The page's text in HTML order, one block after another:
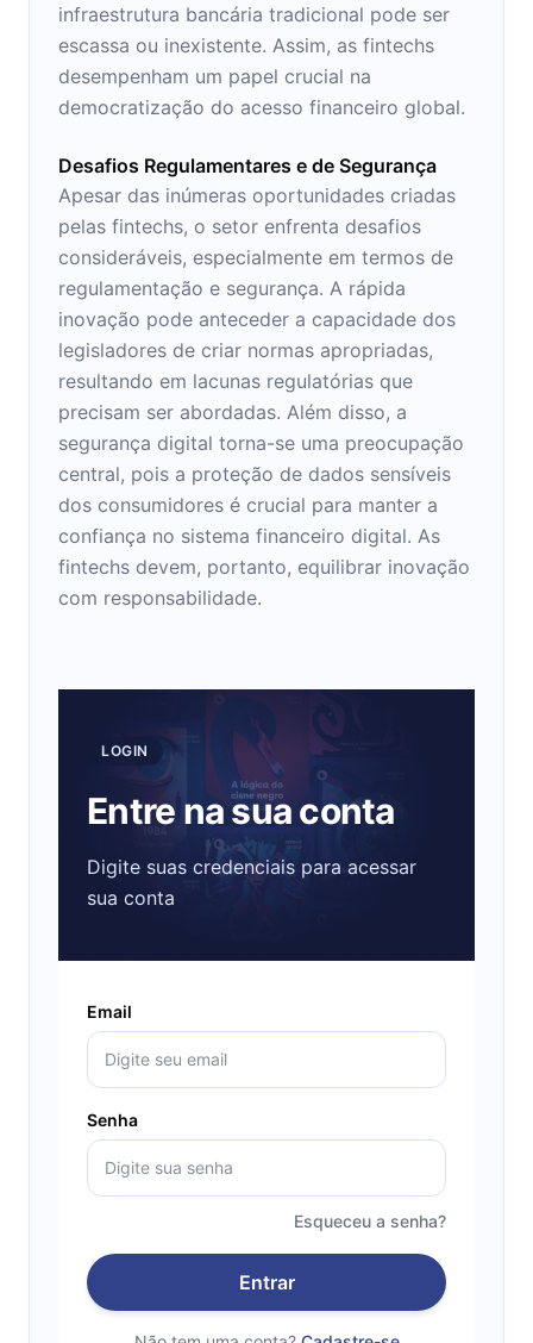
infraestrutura bancária tradicional pode ser
escassa ou inexistente. Assim, as fintechs
desempenham um papel crucial na
democratização do acesso financeiro global.
Desafios Regulamentares e de Segurança
Apesar das inúmeras oportunidades criadas
pelas fintechs, o setor enfrenta desafios
consideráveis, especialmente em termos de
regulamentação e segurança. A rápida
inovação pode anteceder a capacidade dos
legisladores de criar normas apropriadas,
resultando em lacunas regulatórias que
precisam ser abordadas. Além disso, a
segurança digital torna-se uma preocupação
central, pois a proteção de dados sensíveis
dos consumidores é crucial para manter a
confiança no sistema financeiro digital. As
fintechs devem, portanto, equilibrar inovação
com responsabilidade.
LOGIN
Entre na sua conta
Digite suas credenciais para acessar
sua conta
Email
Senha
Esqueceu a senha?
Entrar